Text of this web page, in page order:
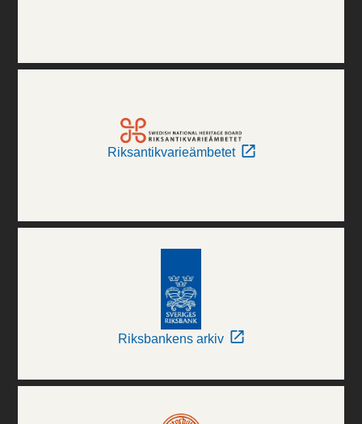
Riksantikvarieämbetet
Riksbankens arkiv